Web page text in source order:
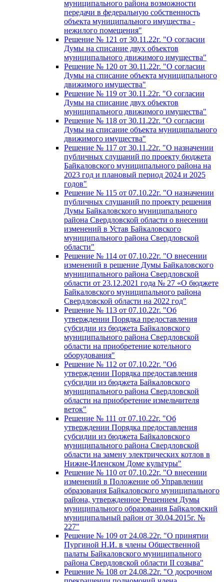
муниципального района возможности
передачи в федеральную собственность
объекта муниципального имущества -
нежилого помещения"
Решение № 121 от 30.11.22г. "О согласии
Думы на списание двух объектов
муниципального движимого имущества"
Решение № 120 от 30.11.22г. "О согласии
Думы на списание объекта муниципального
движимого имущества"
Решение № 119 от 30.11.22г. "О согласии
Думы на списание двух объектов
муниципального движимого имущества"
Решение № 118 от 30.11.22г. "О согласии
Думы на списание объекта муниципального
движимого имущества"
Решение № 117 от 30.11.22г. "О назначении
публичных слушаний по проекту бюджета
Байкаловского муниципального района на
2023 год и плановый период 2024 и 2025
годов"
Решение № 115 от 07.10.22г. "О назначении
публичных слушаний по проекту решения
Думы Байкаловского муниципального
района Свердловской области о внесении
изменений в Устав Байкаловского
муниципального района Свердловской
области"
Решение № 114 от 07.10.22г. "О внесении
изменений в решение Думы Байкаловского
муниципального района Свердловской
области от 23.12.2021 года № 27 «О бюджете
Байкаловского муниципального района
Свердловской области на 2022 год"
Решение № 113 от 07.10.22г. "Об
утверждении Порядка предоставления
субсидии из бюджета Байкаловского
муниципального района Свердловской
области на приобретение котельного
оборудования"
Решение № 112 от 07.10.22г. "Об
утверждении Порядка предоставления
субсидии из бюджета Байкаловского
муниципального района Свердловской
области на приобретение измельчителя
веток"
Решение № 111 от 07.10.22г. "Об
утверждении Порядка предоставления
субсидии из бюджета Байкаловского
муниципального района Свердловской
области на замену электрических котлов в
Нижне-Иленском Доме культуры"
Решение № 110 от 07.10.22г. "О внесении
изменений в Положение об Управлении
образования Байкаловского муниципального
района, утвержденное Решением Думы
муниципального образования Байкаловский
муниципальный район от 30.04.2015г. №
227"
Решение № 109 от 24.08.22г. "О принятии
Пургиной Н.И. в члены Общественной
палаты Байкаловского муниципального
района Свердловской области II созыва"
Решение № 108 от 24.08.22г. "О досрочном